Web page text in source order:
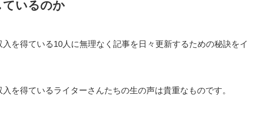
いるのか
を得ている10人に無理なく記事を日々更新するための秘訣をイ
を得ているライターさんたちの生の声は貴重なものです。